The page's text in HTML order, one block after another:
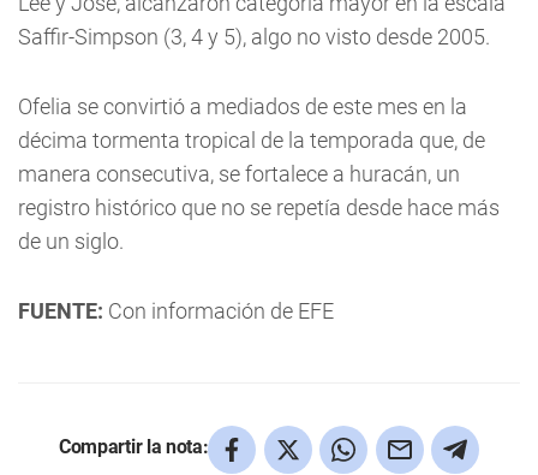
Saffir-Simpson (3, 4 y 5), algo no visto desde 2005.
Ofelia se convirtió a mediados de este mes en la
décima tormenta tropical de la temporada que, de
manera consecutiva, se fortalece a huracán, un
registro histórico que no se repetía desde hace más
de un siglo.
FUENTE: Con información de EFE
Compartir la nota: